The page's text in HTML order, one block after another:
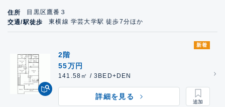
住所
目黒区鷹番３
交通/駅徒歩
東横線 学芸大学駅 徒歩7分ほか
新着
2階
55万円
141.58㎡ / 3BED+DEN
詳細を見る